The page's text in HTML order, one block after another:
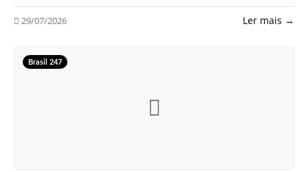
29/07/2026 Ler mais →
Brasil 247